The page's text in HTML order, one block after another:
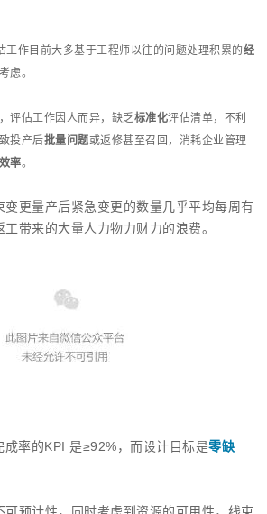
作目前大多基于工程师以往的问题处理积累的经
虑。
评估工作因人而异，缺乏标准化评估清单，不利
投产后批量问题或返修甚至召回，消耗企业管理
率。
变更量产后紧急变更的数量几乎平均每周有
工带来的大量人力物力财力的浪费。
成率的KPI 是≥92%，而设计目标是零缺